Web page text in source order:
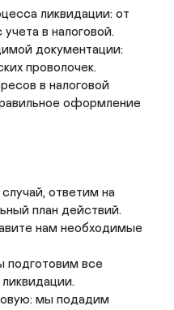
ликвидации: от
в налоговой.
документации:
проволочек.
в налоговой
оформление
ответим на
план действий.
нам необходимые
подготовим все
мы подадим